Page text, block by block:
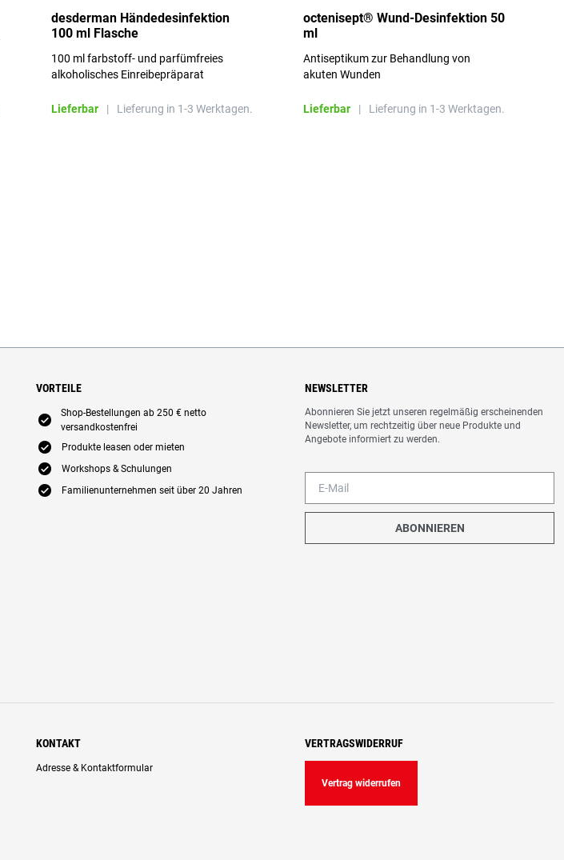
desderman Händedesinfektion
100 ml Flasche
100 ml farbstoff- und parfümfreies
alkoholisches Einreibepräparat
Lieferbar | Lieferung in 1-3 Werktagen.
octenisept® Wund-Desinfektion 50
ml
Antiseptikum zur Behandlung von
akuten Wunden
Lieferbar | Lieferung in 1-3 Werktagen.
VORTEILE
E
Shop-Bestellungen ab 250 € netto
versandkostenfrei
E Produkte leasen oder mieten
E Workshops & Schulungen
E Familienunternehmen seit über 20 Jahren
NEWSLETTER
Abonnieren Sie jetzt unseren regelmäßig erscheinenden
Newsletter, um rechtzeitig über neue Produkte und
Angebote informiert zu werden.
ABONNIEREN
KONTAKT
Adresse & Kontaktformular
VERTRAGSWIDERRUF
Vertrag widerrufen